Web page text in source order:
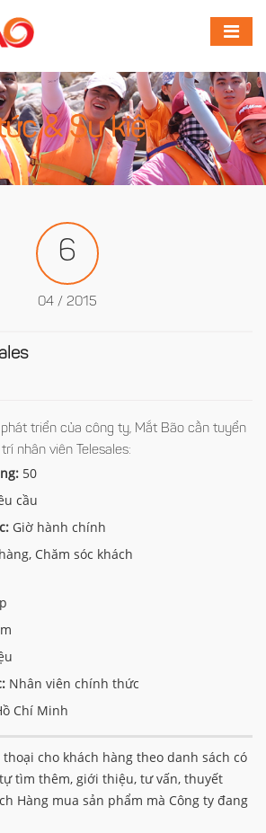
& Sự kiện
6
04 / 2015
triển của công ty, Mắt Bão cần tuyển
nhân viên Telesales:
50
cầu
Giờ hành chính
Chăm sóc khách
Nhân viên chính thức
Chí Minh
cho khách hàng theo danh sách có
tìm thêm, giới thiệu, tư vấn, thuyết
Hàng mua sản phẩm mà Công ty đang